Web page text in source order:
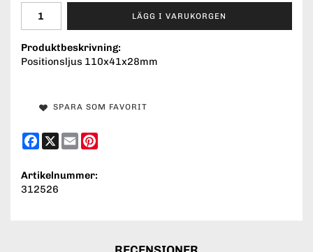
LÄGG I VARUKORGEN
Produktbeskrivning:
Positionsljus 110x41x28mm
SPARA SOM FAVORIT
Facebook
X Email
Artikelnummer:
312526